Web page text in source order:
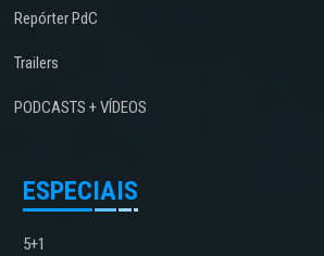
Repórter PdC
Trailers
PODCASTS + VÍDEOS
ESPECIAIS
5+1